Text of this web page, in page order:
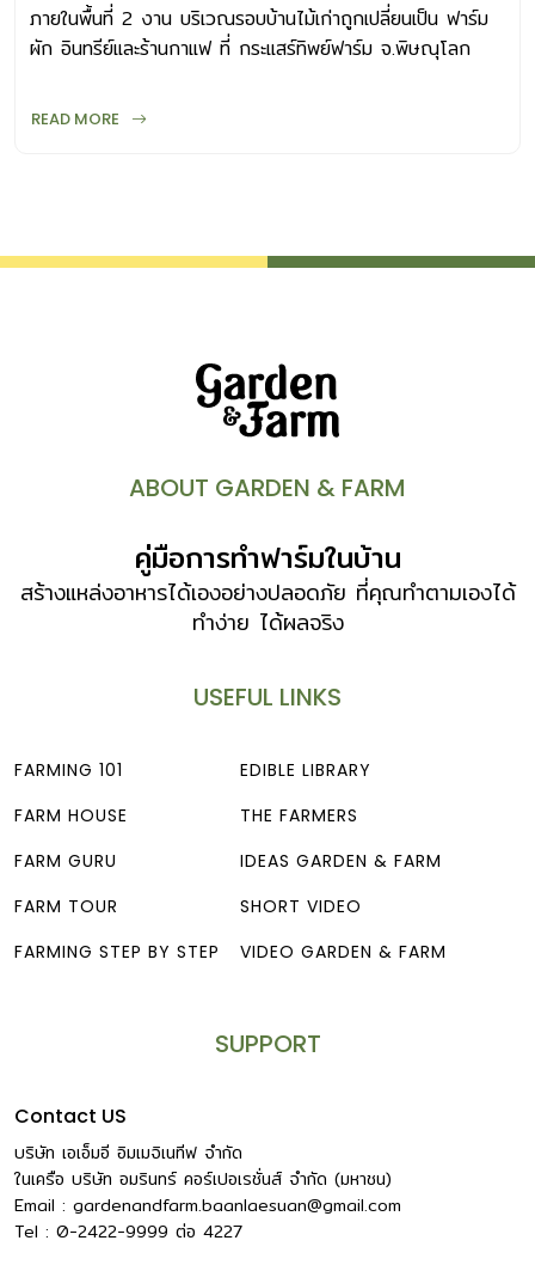
ภายในพื้นที่ 2 งาน บริเวณรอบบ้านไม้เก่าถูกเปลี่ยนเป็น ฟาร์ม
ผัก อินทรีย์และร้านกาแฟ ที่ กระแสร์ทิพย์ฟาร์ม จ.พิษณุโลก
READ MORE
ABOUT GARDEN & FARM
คู่มือการทำฟาร์มในบ้าน
สร้างแหล่งอาหารได้เองอย่างปลอดภัย ที่คุณทำตามเองได้
ทำง่าย ได้ผลจริง
USEFUL LINKS
FARMING 101
FARM HOUSE
FARM GURU
FARM TOUR
FARMING STEP BY STEP
EDIBLE LIBRARY
THE FARMERS
IDEAS GARDEN & FARM
SHORT VIDEO
VIDEO GARDEN & FARM
SUPPORT
Contact US
บริษัท เอเอ็มอี อิมเมจิเนทีฟ จำกัด
ในเครือ บริษัท อมรินทร์ คอร์เปอเรชั่นส์ จำกัด (มหาชน)
Email : gardenandfarm.baanlaesuan@gmail.com
Tel : 0-2422-9999 ต่อ 4227